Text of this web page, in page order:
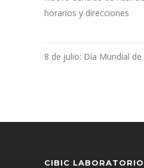
horarios y direcciones
8 de julio: Día Mundial de
CIBIC